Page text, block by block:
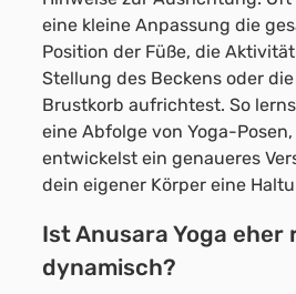
eine kleine Anpassung die
Position der Füße, die
Stellung des Beckens oder
Brustkorb aufrichtest. So
eine Abfolge von Yoga-
entwickelst ein genaueres
dein eigener Körper eine
Ist Anusara Yoga eher
dynamisch?